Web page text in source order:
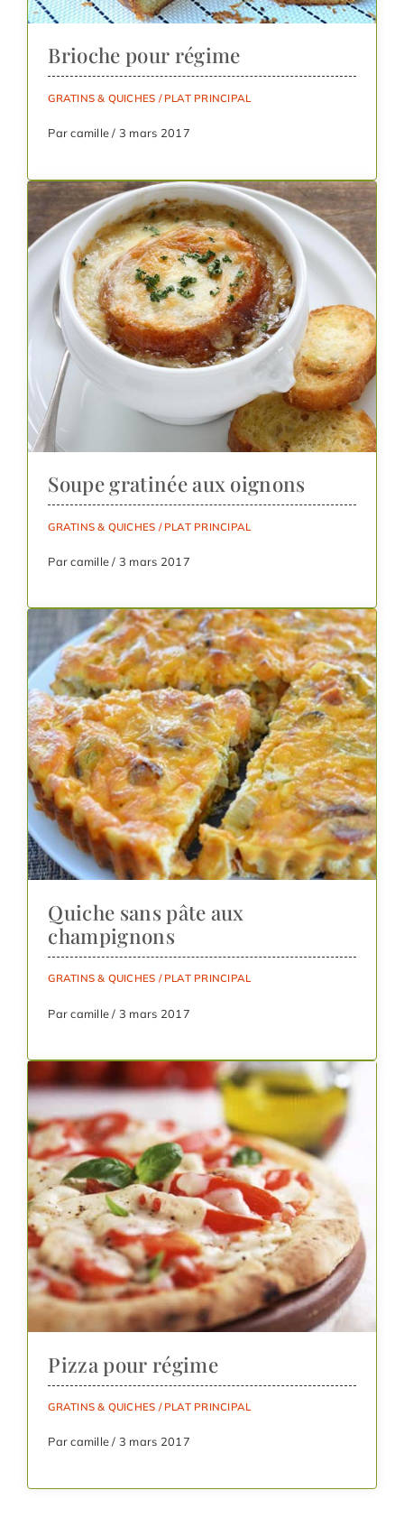
Brioche pour régime
GRATINS & QUICHES / PLAT PRINCIPAL
Par camille / 3 mars 2017
Soupe gratinée aux oignons
GRATINS & QUICHES / PLAT PRINCIPAL
Par camille / 3 mars 2017
Quiche sans pâte aux
champignons
GRATINS & QUICHES / PLAT PRINCIPAL
Par camille / 3 mars 2017
Pizza pour régime
GRATINS & QUICHES / PLAT PRINCIPAL
Par camille / 3 mars 2017